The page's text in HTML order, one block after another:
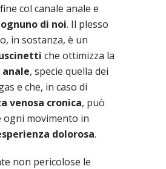
col canale anale e
di noi. Il plesso
in sostanza, è un
che ottimizza la
, specie quella dei
e che, in caso di
venosa cronica, può
movimento in
dolorosa.
non pericolose le